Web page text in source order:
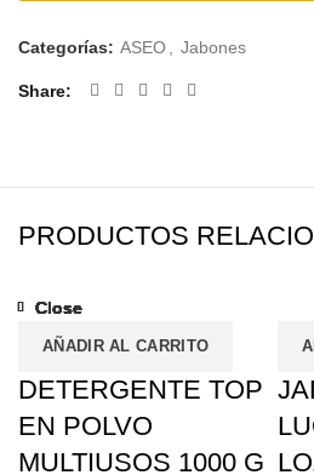
Categorías: ASEO Jabones
Share
PRODUCTOS
AÑADIR AL CARRITO
Close
DETERGENTE TOP
EN POLVO
MULTIUSOS 1000 G
Close
Close
Close
Close
Close
Close
Close